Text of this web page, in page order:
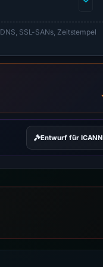
DNS, SSL-SANs, Zeitstempel
Entwurf für ICANN